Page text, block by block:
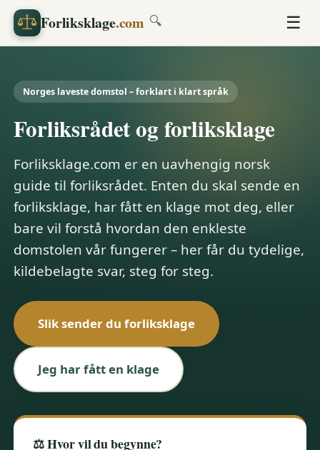
Forliksklage.com 🔍 ☰
Norges laveste domstol – forklart i klart språk
Forliksrådet og forliksklage
Forliksklage.com er en uavhengig norsk
guide til forliksrådet. Enten du skal sende en
forliksklage, har fått en klage mot deg, eller
bare vil forstå hvordan den enkleste
domstolen vår fungerer – her får du tydelige,
kildebelagte svar, steg for steg.
Slik sender du forliksklage
Jeg har fått en klage
⚖️ Hvor vil du begynne?